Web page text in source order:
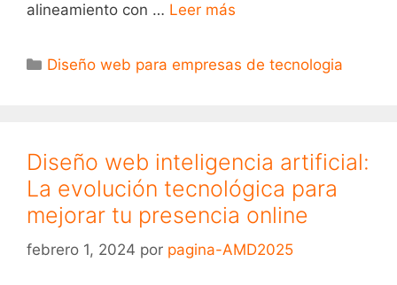
alineamiento con … Leer más
Diseño web para empresas de tecnologia
Diseño web inteligencia artificial:
La evolución tecnológica para
mejorar tu presencia online
febrero 1, 2024 por pagina-AMD2025